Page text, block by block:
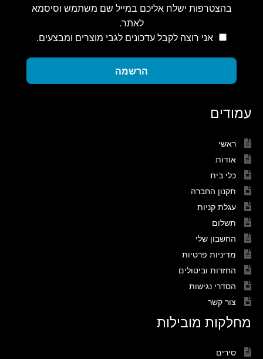
בהצטרפות ישלח אליכם במייל שם משתמש וסיסמא
לאתר.
אני רוצה לקבל עדכונים לגבי מוצרים ומבצעים.
הרשמה
עמודים
ראשי
אודות
כלי בית
תקנון החברה
עגלת קניות
תשלום
החשבון שלי
מדיניות פרטיות
החזרות וביטולים
הסדרי נגישות
צור קשר
מחלקות מובילות
סירים